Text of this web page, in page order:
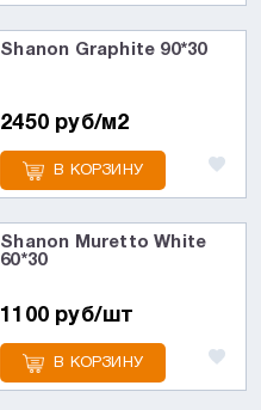
Shanon Graphite 90*30
2450 руб/м2
В КОРЗИНУ
Shanon Muretto White
60*30
1100 руб/шт
В КОРЗИНУ